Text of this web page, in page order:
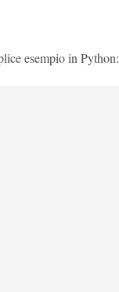
esempio in Python: